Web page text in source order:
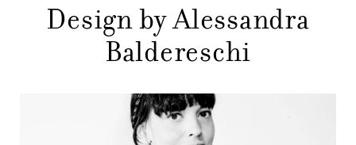
PRINCIPALE
STORE
GIFT
CONTATTI
Design by Alessandra
Baldereschi